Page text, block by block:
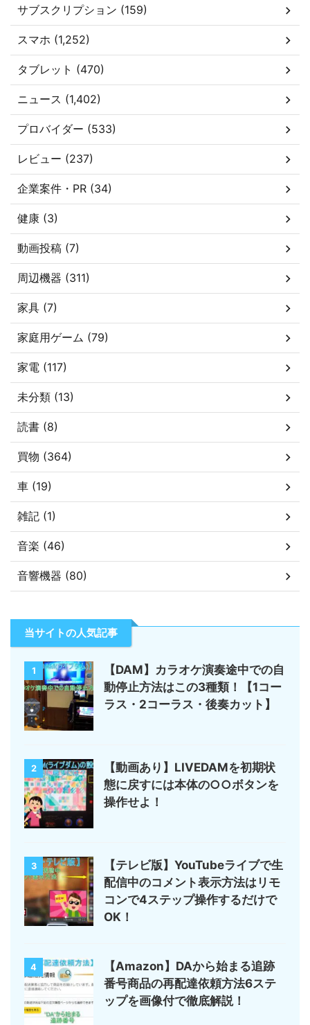
サブスクリプション (159)
スマホ (1,252)
タブレット (470)
ニュース (1,402)
プロバイダー (533)
レビュー (237)
企業案件・PR (34)
健康 (3)
動画投稿 (7)
周辺機器 (311)
家具 (7)
家庭用ゲーム (79)
家電 (117)
未分類 (13)
読書 (8)
買物 (364)
車 (19)
雑記 (1)
音楽 (46)
音響機器 (80)
当サイトの人気記事
1
【DAM】カラオケ演奏途中での自
動停止方法はこの3種類！【1コー
ラス・2コーラス・後奏カット】
2
【動画あり】LIVEDAMを初期状
態に戻すには本体の○○ボタンを
操作せよ！
3
【テレビ版】YouTubeライブで生
配信中のコメント表示方法はリモ
コンで4ステップ操作するだけで
OK！
4
【Amazon】DAから始まる追跡
番号商品の再配達依頼方法6ステ
ップを画像付で徹底解説！